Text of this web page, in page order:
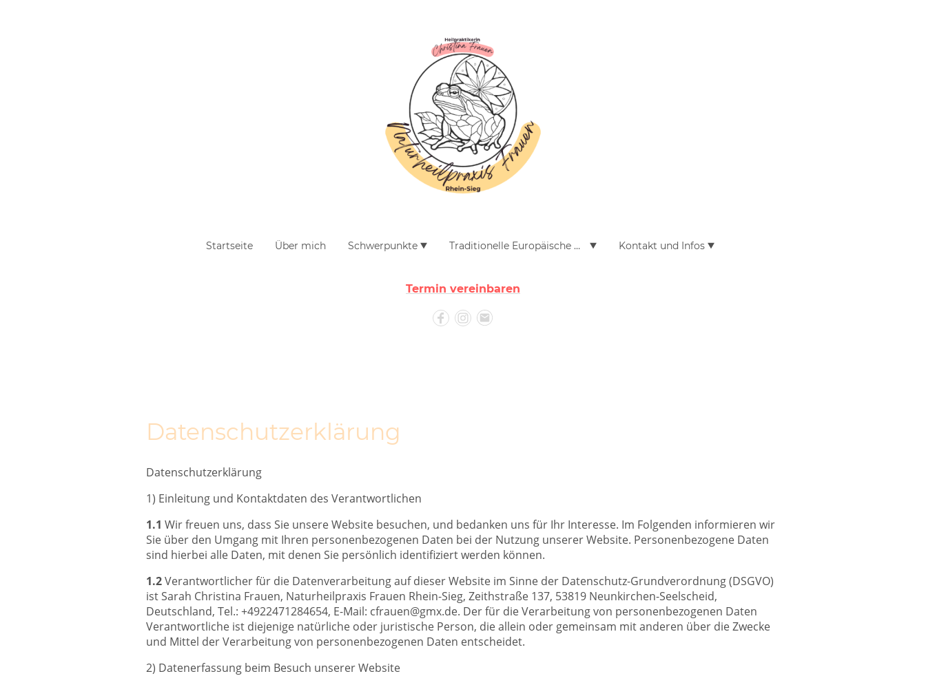
Startseite Über mich Schwerpunkte Traditionelle Europäische Medizin Kontakt und Infos
Termin vereinbaren
Datenschutzerklärung
Datenschutzerklärung
1) Einleitung und Kontaktdaten des Verantwortlichen
1.1 Wir freuen uns, dass Sie unsere Website besuchen, und bedanken uns für Ihr Interesse. Im Folgenden informieren wir
Sie über den Umgang mit Ihren personenbezogenen Daten bei der Nutzung unserer Website. Personenbezogene Daten
sind hierbei alle Daten, mit denen Sie persönlich identifiziert werden können.
1.2Verantwortlicher für die Datenverarbeitung auf dieser Website im Sinne der Datenschutz-Grundverordnung (DSGVO)
ist Sarah Christina Frauen, Naturheilpraxis Frauen Rhein-Sieg, Zeithstraße 137, 53819 Neunkirchen-Seelscheid,
Deutschland, Tel.: +4922471284654, E-Mail: cfrauen@gmx.de. Der für die Verarbeitung von personenbezogenen Daten
Verantwortliche ist diejenige natürliche oder juristische Person, die allein oder gemeinsam mit anderen über die Zwecke
und Mittel der Verarbeitung von personenbezogenen Daten entscheidet.
2) Datenerfassung beim Besuch unserer Website